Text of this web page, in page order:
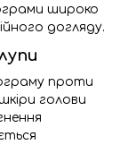
широко
догляду.
проти
голови